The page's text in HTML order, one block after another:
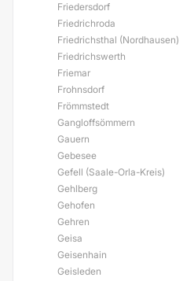
Friedersdorf
Friedrichroda
Friedrichsthal (Nordhausen)
Friedrichswerth
Friemar
Frohnsdorf
Frömmstedt
Gangloffsömmern
Gauern
Gebesee
Gefell (Saale-Orla-Kreis)
Gehlberg
Gehofen
Gehren
Geisa
Geisenhain
Geisleden